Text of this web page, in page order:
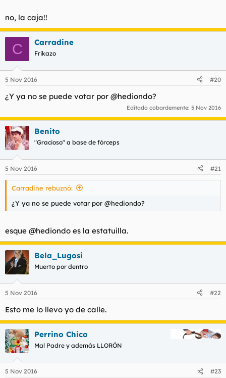
no, la caja!!
C Carradine
Frikazo
5 Nov 2016 #20
¿Y ya no se puede votar por @hediondo?
Editado cobardemente: 5 Nov 2016
Benito
"Gracioso" a base de fórceps
5 Nov 2016 #21
Carradine rebuznó:
¿Y ya no se puede votar por @hediondo?
esque @hediondo es la estatuilla.
Bela_Lugosi
Muerto por dentro
5 Nov 2016 #22
Esto me lo llevo yo de calle.
Perrino Chico
Mal Padre y además LLORÓN
5 Nov 2016 #23